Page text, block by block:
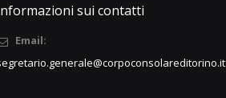
sui contatti
Email: